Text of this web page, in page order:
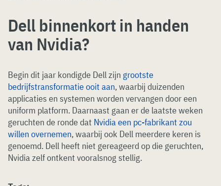
Dell binnenkort in handen
van Nvidia?
Begin dit jaar kondigde Dell zijn grootste
bedrijfstransformatie ooit aan, waarbij duizenden
applicaties en systemen worden vervangen door een
uniform platform. Daarnaast gaan er de laatste weken
geruchten de ronde dat Nvidia een pc-fabrikant zou
willen overnemen, waarbij ook Dell meerdere keren is
genoemd. Dell heeft niet gereageerd op die geruchten,
Nvidia zelf ontkent vooralsnog stellig.